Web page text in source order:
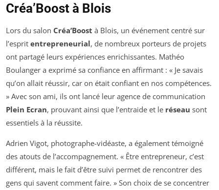
Créa’Boost à Blois
Lors du salon Créa’Boost à Blois, un événement centré sur
l’esprit entrepreneurial, de nombreux porteurs de projets
ont partagé leurs expériences enrichissantes. Mathéo
Boulanger a exprimé sa confiance en affirmant : « Je savais
qu’on allait réussir, car on était confiant en nos compétences.
» Avec son ami, ils ont lancé leur agence de communication
Plein Ecran, prouvant ainsi que l’entraide et le réseau sont
essentiels à la réussite.
Adrien Vigot, photographe-vidéaste, a également témoigné
des atouts de l’accompagnement. « Être entrepreneur, c’est
différent, mais le fait d’être suivi permet de rencontrer des
gens qui savent comment faire. » Son choix de se concentrer